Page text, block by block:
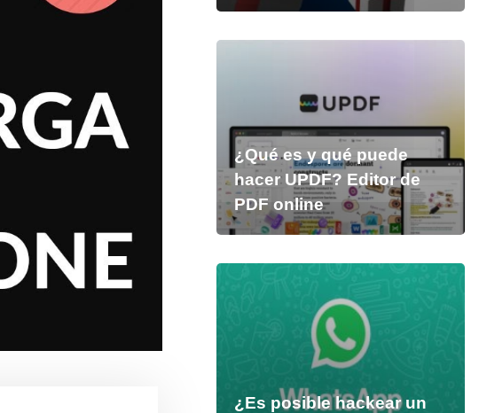
¿Qué es y qué puede
hacer UPDF? Editor de
PDF online
¿Es posible hackear un